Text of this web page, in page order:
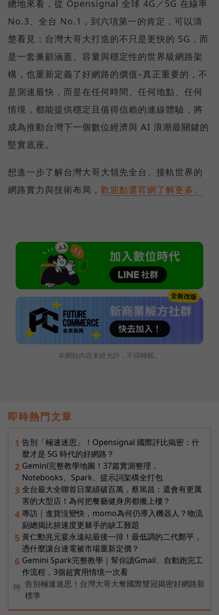
總地來看，從 Opensignal 全球 4G／5G 在線率
No.3、全台 No.1，到六項第一的肯定，可以清
楚看見：台灣大哥大打造的不只是更快的 5G，而
是一套兼顧涵蓋、容量與穩定性的世界級網路架
構，也重新定義了好網路的價值–真正重要的，不
是測速最快，而是在任何時間、任何地點、任何
情境，都能提供穩定且值得信賴的連線體驗，將
成為推動台灣下一個數位經濟與 AI 浪潮最關鍵的
堅實底座。
想進一步了解台灣大哥大領先全台、接軌世界的
網路實力與技術布局， 歡迎點選官網了解更多。
本網站內容未經允許，不得轉載。
即時熱門文章
1 告別「極速迷思」！Opensignal 國際評比揭密：什
麼才是 5G 時代的好網路？
2 Gemini完整教學地圖！37篇實測整理，
Notebooks、Spark、提示詞架構全打包
3 全台最大全聯首日業績破百萬，蔡篤昌：還會有更厲
害的大型店！為何把餐廳健身房都搬上樓？
4 專訪｜進貨沒變快，momo為何仍導入機器人？物流
副總揭比拚速度更棘手的缺工難題
5 黃仁勳兆元宴永遠站最後一排！最低調的二代鄭平，
憑什麼讓台達電被市場重新定價？
6 Gemini Spark完整教學｜幫你讀Gmail、自動跑完工
作流程，3個超實用情境一次看
PR
告別極速迷思！台灣大哥大奪國際雙冠揭密好網路新
標準